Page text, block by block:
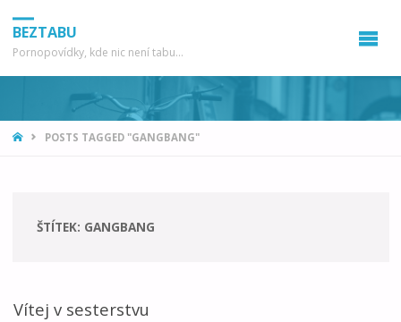
BEZTABU
Pornopovídky, kde nic není tabu...
HOMEPOSTS TAGGED "GANGBANG"
ŠTÍTEK: GANGBANG
Vítej v sesterstvu